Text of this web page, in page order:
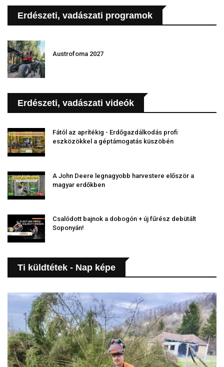
Erdészeti, vadászati programok
Austrofoma 2027
Erdészeti, vadászati videók
Fától az aprítékig - Erdőgazdálkodás profi
eszközökkel a géptámogatás küszöbén
A John Deere legnagyobb harvestere először a
magyar erdőkben
Csalódott bajnok a dobogón + új fűrész debütált
Soponyán!
Ti küldtétek - Nap képe